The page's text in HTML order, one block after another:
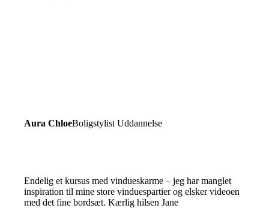
Aura ChloeBoligstylist Uddannelse
Endelig et kursus med vindueskarme – jeg har manglet
inspiration til mine store vinduespartier og elsker videoen
med det fine bordsæt. Kærlig hilsen Jane